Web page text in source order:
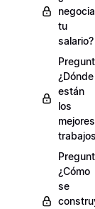
tu
salario?
¿Dónde
están
los
mejores
¿Cómo
se